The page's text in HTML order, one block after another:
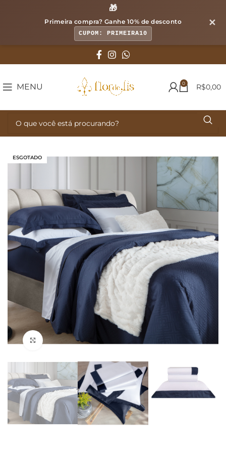
🎁
Primeira compra? Ganhe 10% de desconto
CUPOM: PRIMEIRA10
✕
MENU 0 R$0,00
ESGOTADO
Clique para ampliar